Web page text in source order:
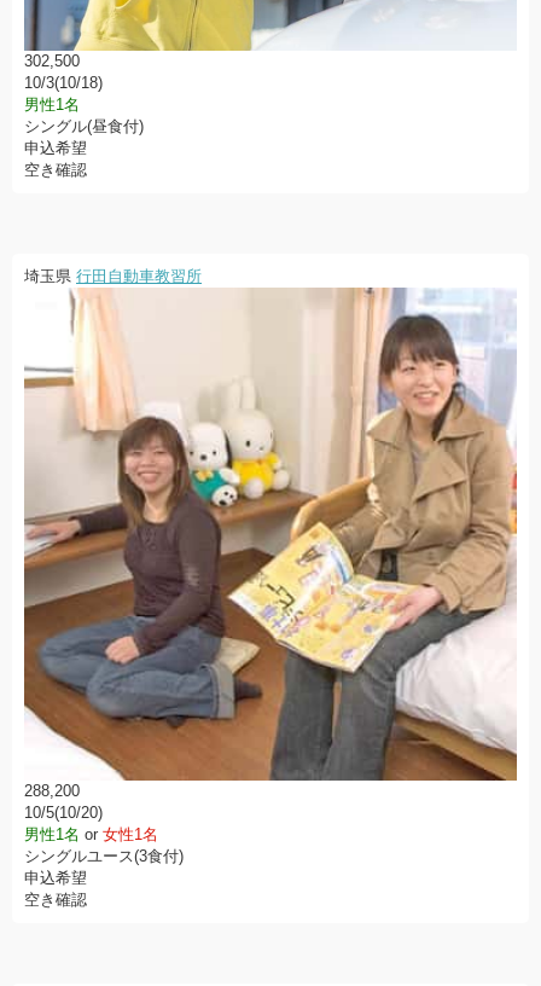
302,500
10/3(10/18)
男性1名
シングル(昼食付)
申込希望
空き確認
埼玉県 行田自動車教習所
288,200
10/5(10/20)
男性1名 or 女性1名
シングルユース(3食付)
申込希望
空き確認